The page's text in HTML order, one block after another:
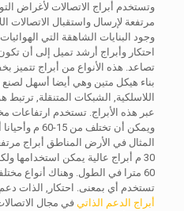
وتستخدم أبراج الاتصالات لأغراض
مرتفعة لإرسال واستقبال الاتصالات
وجود البنايات الشاهقة التي
احتكار وأبراج أرشد تميل إلى أن تكون
تصاعد. هذه الأنواع من أبراج تتميز
بناء هيكل متين وهي أيضا أسهل لصنع
اللاسلكية, الشبكات المتنقلة, ترتبط
عبر هذه الأبراج. تستخدم ارتفاعات
ويمكن أن تختلف
60 مترا في الطول. وهناك أنواع
تستخدم أي بمعنى. احتكار, الذات
أبراج الدعم الذاتيفي مجال